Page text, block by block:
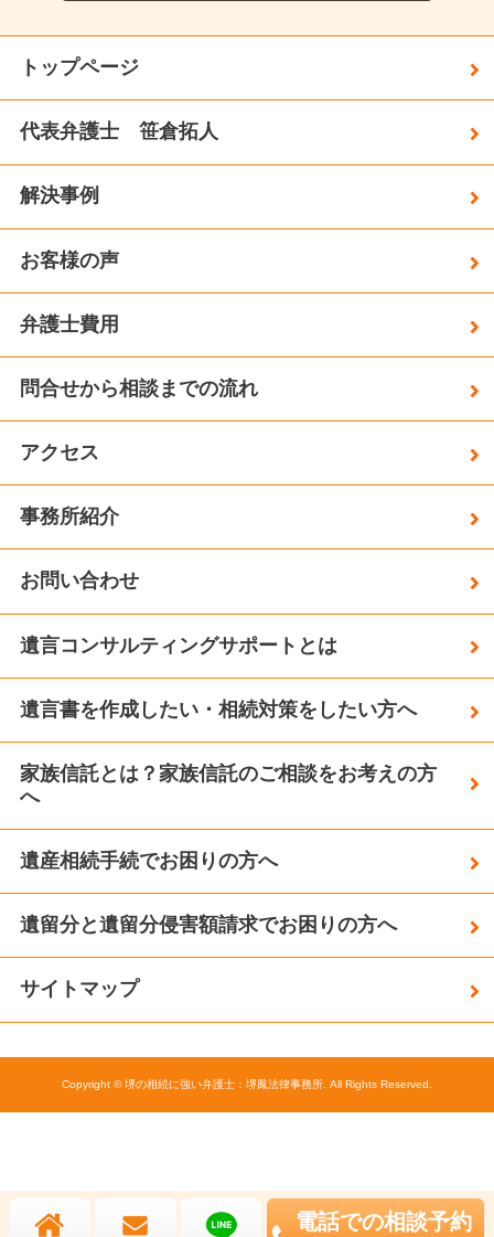
トップページ
代表弁護士 笹倉拓人
解決事例
お客様の声
弁護士費用
問合せから相談までの流れ
アクセス
事務所紹介
お問い合わせ
遺言コンサルティングサポートとは
遺言書を作成したい・相続対策をしたい方へ
家族信託とは？家族信託のご相談をお考えの方
へ
遺産相続手続でお困りの方へ
遺留分と遺留分侵害額請求でお困りの方へ
サイトマップ
Copyright © 堺の相続に強い弁護士：堺鳳法律事務所. All Rights Reserved.
電話での相談予約